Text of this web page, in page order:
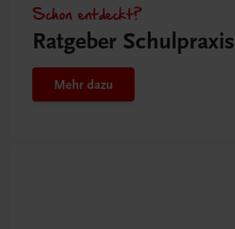
Schon entdeckt?
Ratgeber Schulpraxis
Mehr dazu